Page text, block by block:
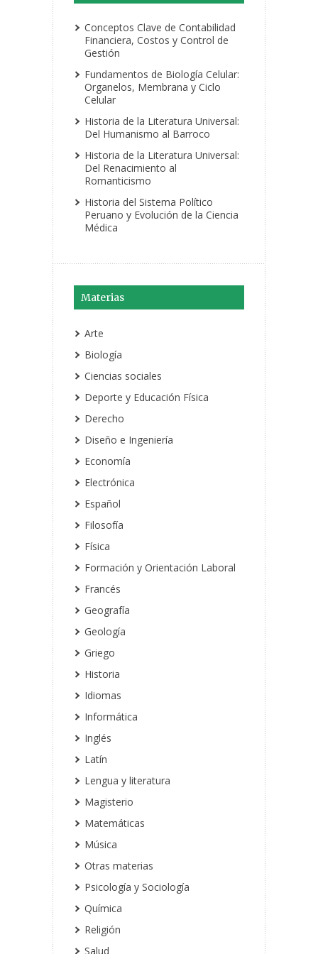
Conceptos Clave de Contabilidad
Financiera, Costos y Control de
Gestión
Fundamentos de Biología Celular:
Organelos, Membrana y Ciclo
Celular
Historia de la Literatura Universal:
Del Humanismo al Barroco
Historia de la Literatura Universal:
Del Renacimiento al
Romanticismo
Historia del Sistema Político
Peruano y Evolución de la Ciencia
Médica
Materias
Arte
Biología
Ciencias sociales
Deporte y Educación Física
Derecho
Diseño e Ingeniería
Economía
Electrónica
Español
Filosofía
Física
Formación y Orientación Laboral
Francés
Geografía
Geología
Griego
Historia
Idiomas
Informática
Inglés
Latín
Lengua y literatura
Magisterio
Matemáticas
Música
Otras materias
Psicología y Sociología
Química
Religión
Salud